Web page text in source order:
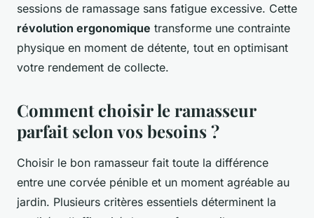
sessions de ramassage sans fatigue excessive. Cette
révolution ergonomique transforme une contrainte
physique en moment de détente, tout en optimisant
votre rendement de collecte.
Comment choisir le ramasseur
parfait selon vos besoins ?
Choisir le bon ramasseur fait toute la différence
entre une corvée pénible et un moment agréable au
jardin. Plusieurs critères essentiels déterminent la